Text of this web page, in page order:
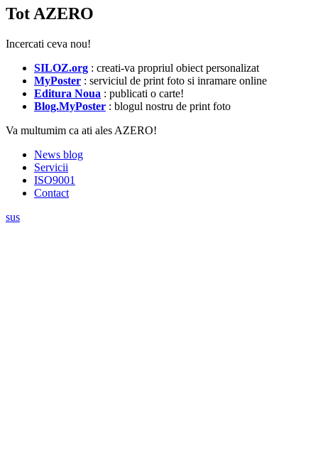
Tot AZERO
Incercati ceva nou!
SILOZ.org : creati-va propriul obiect personalizat
MyPoster : serviciul de print foto si inramare online
Editura Noua : publicati o carte!
Blog.MyPoster : blogul nostru de print foto
Va multumim ca ati ales AZERO!
News blog
Servicii
ISO9001
Contact
sus